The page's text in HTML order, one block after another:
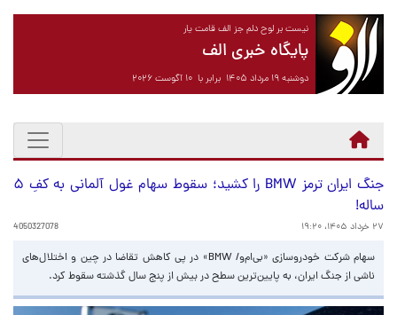
نیست بر لوح دلم جز الف قامت یار
پایگاه خبری الف
دوشنبه ۱۹ مرداد ۱۴۰۵ برابر با ۱۰ آگوست ۲۰۲۶
جنگ ایران ترمز BMW را کشید؛ سقوط سهام غول آلمانی به کفِ ۵
ساله!
۲۷ خرداد ۱۴۰۵، ۱۹:۲۰ 4050327078
سهام شرکت خودروسازی «بی‌ام‌و/ BMW» در پی کاهش تقاضا در چین و اختلال‌های
ناشی از جنگ ایران، به پایین‌ترین سطح در بیش از پنج سال گذشته سقوط کرد.